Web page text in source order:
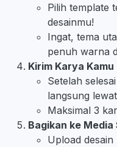
Pilih template
desainmu!
Ingat, tema
penuh warna
Kirim Karya Kamu
Setelah
langsung
Maksimal 3
Bagikan ke Media
Upload